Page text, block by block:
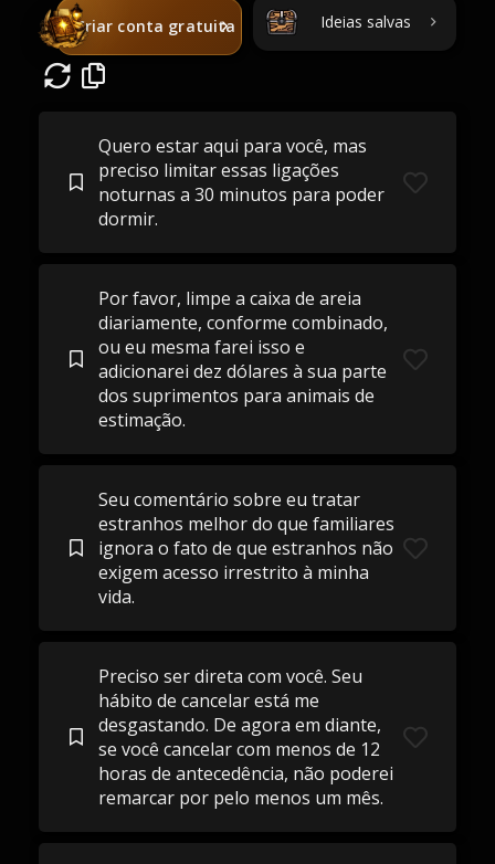
Criar conta gratuita Ideias salvas
Quero estar aqui para você, mas
preciso limitar essas ligações
noturnas a 30 minutos para poder
dormir.
Por favor, limpe a caixa de areia
diariamente, conforme combinado,
ou eu mesma farei isso e
adicionarei dez dólares à sua parte
dos suprimentos para animais de
estimação.
Seu comentário sobre eu tratar
estranhos melhor do que familiares
ignora o fato de que estranhos não
exigem acesso irrestrito à minha
vida.
Preciso ser direta com você. Seu
hábito de cancelar está me
desgastando. De agora em diante,
se você cancelar com menos de 12
horas de antecedência, não poderei
remarcar por pelo menos um mês.